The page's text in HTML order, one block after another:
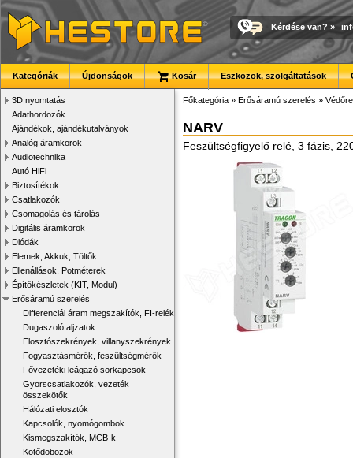
Kérdése van? »
Kategóriák Újdonságok Kosár Eszközök, szolgáltatások
3D nyomtatás
Adathordozók
Ajándékok, ajándékutalványok
Analóg áramkörök
Audiotechnika
Autó HiFi
Biztosítékok
Csatlakozók
Csomagolás és tárolás
Digitális áramkörök
Diódák
Elemek, Akkuk, Töltők
Ellenállások, Potméterek
Építőkészletek (KIT, Modul)
Erősáramú szerelés
Differenciál áram megszakítók, FI-relék
Dugaszoló aljzatok
Elosztószekrények, villanyszekrények
Fogyasztásmérők, feszültségmérők
Fővezetéki leágazó sorkapcsok
Gyorscsatlakozók, vezeték
összekötők
Hálózati elosztók
Kapcsolók, nyomógombok
Kismegszakítók, MCB-k
Kötődobozok
Főkategória » Erősáramú szerelés »
NARV
Feszültségfigyelő relé, 3 fázis,